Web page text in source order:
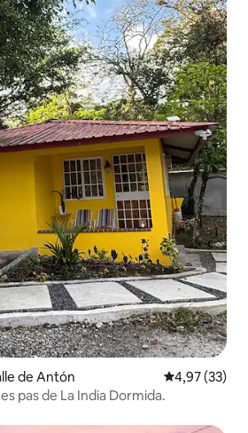
de Antón Évaluation
4,97 (33)
pas de La India Dormida.